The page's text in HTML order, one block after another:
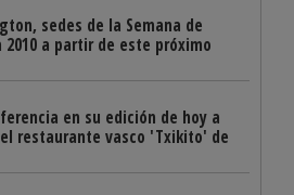
sedes de la Semana de
a partir de este próximo
en su edición de hoy a
restaurante vasco 'Txikito' de